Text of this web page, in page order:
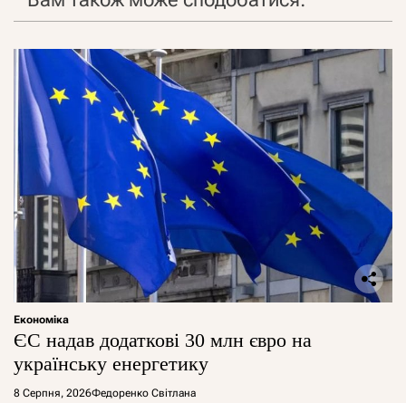
Економіка
ЄС надав додаткові 30 млн євро на
українську енергетику
8 Серпня, 2026Федоренко Світлана